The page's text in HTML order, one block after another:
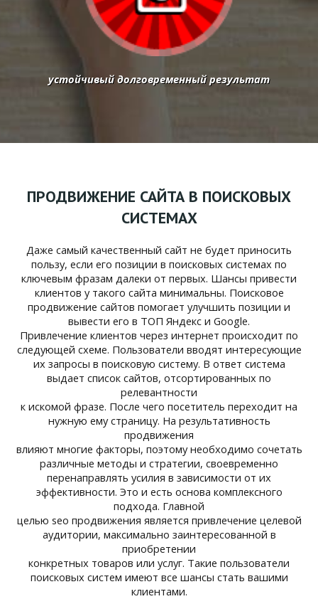
устойчивый долговременный результат
ПРОДВИЖЕНИЕ САЙТА В ПОИСКОВЫХ
СИСТЕМАХ
Даже самый качественный сайт не будет приносить
пользу, если его позиции в поисковых системах по
ключевым фразам далеки от первых. Шансы привести
клиентов у такого сайта минимальны. Поисковое
продвижение сайтов помогает улучшить позиции и
вывести его в ТОП Яндекс и Google.
Привлечение клиентов через интернет происходит по
следующей схеме. Пользователи вводят интересующие
их запросы в поисковую систему. В ответ система
выдает список сайтов, отсортированных по
релевантности
к искомой фразе. После чего посетитель переходит на
нужную ему страницу. На результативность
продвижения
влияют многие факторы, поэтому необходимо сочетать
различные методы и стратегии, своевременно
перенаправлять усилия в зависимости от их
эффективности. Это и есть основа комплексного
подхода. Главной
целью seo продвижения является привлечение целевой
аудитории, максимально заинтересованной в
приобретении
конкретных товаров или услуг. Такие пользователи
поисковых систем имеют все шансы стать вашими
клиентами.